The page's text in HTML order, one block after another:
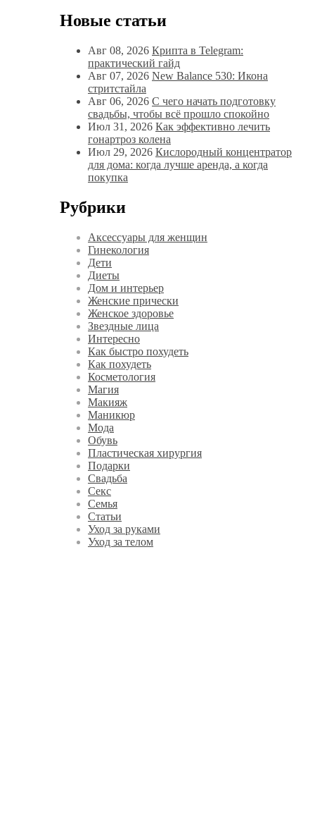
Новые статьи
Авг 08, 2026 Крипта в Telegram:
практический гайд
Авг 07, 2026 New Balance 530: Икона
стритстайла
Авг 06, 2026 С чего начать подготовку
свадьбы, чтобы всё прошло спокойно
Июл 31, 2026 Как эффективно лечить
гонартроз колена
Июл 29, 2026 Кислородный концентратор
для дома: когда лучше аренда, а когда
покупка
Рубрики
Аксессуары для женщин
Гинекология
Дети
Диеты
Дом и интерьер
Женские прически
Женское здоровье
Звездные лица
Интересно
Как быстро похудеть
Как похудеть
Косметология
Магия
Макияж
Маникюр
Мода
Обувь
Пластическая хирургия
Подарки
Свадьба
Секс
Семья
Статьи
Уход за руками
Уход за телом